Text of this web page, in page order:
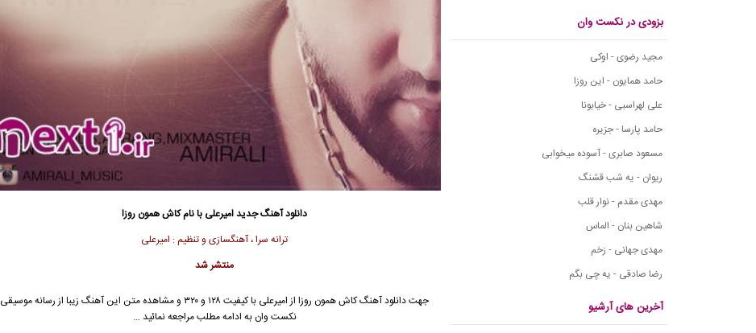
بزودی در نکست وان
مجید رضوی - اوکی
حامد همایون - این روزا
علی لهراسبی - خیابونا
حامد پارسا - جزیره
مسعود صابری - آسوده میخوابی
ریوان - یه شب قشنگ
مهدی مقدم - نوار قلب
شاهین بنان - الماس
مهدی جهانی - زخم
رضا صادقی - یه چی بگم
آخرین های آرشیو
دانلود آهنگ جدیدامیرعلی با نام کاش همون روزا
ترانه سرا ، آهنگسازی و تنظیم : امیرعلی
منتشر شد
جهت دانلود آهنگ کاش همون روزا از امیرعلی
با کیفیت ۱۲۸ و ۳۲۰ و مشاهده متن این آهنگ زیبا از رسانه موسیقی
نکست وان به ادامه مطلب مراجعه نمائید …